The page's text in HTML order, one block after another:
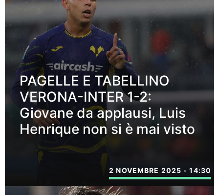
PAGELLE E TABELLINO
VERONA-INTER 1-2:
Giovane da applausi, Luis
Henrique non si è mai visto
2 NOVEMBRE 2025 - 14:30